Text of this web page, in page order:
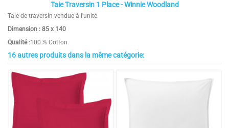
Taie Traversin 1 Place - Winnie Woodland
Taie de traversin vendue à l'unité.
Dimension : 85 x 140
Qualité:100 % Cotton
Couleurs jaune et rouge
Taille
16 autres produits dans la même catégorie: